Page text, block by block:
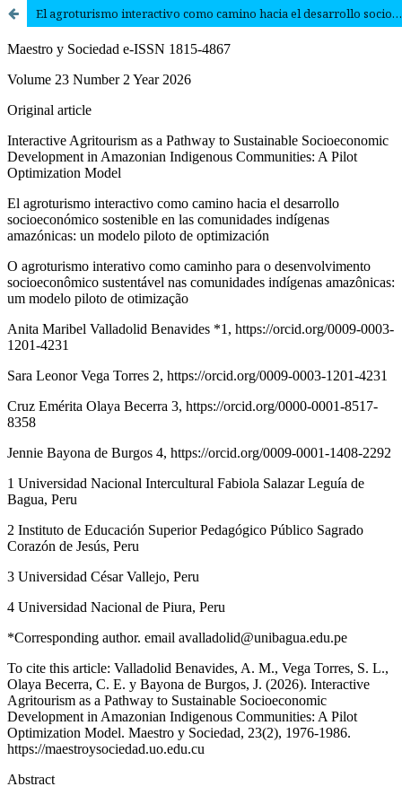
El agroturismo interactivo como camino hacia el desarrollo socioeconómico sostenible en las comunidades indígenas amazónicas: un modelo piloto de optimización